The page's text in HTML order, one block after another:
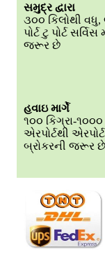
સમુદ્ર દ્વારા
૩૦૦ કિલોથી
પોર્ટ ટુ પોર્ટ
જરૂર છે
હવાઇ માર્ગે
૧૦૦ કિગ્રા-
એરપોર્ટથી
બ્રોકરની જરૂર છે